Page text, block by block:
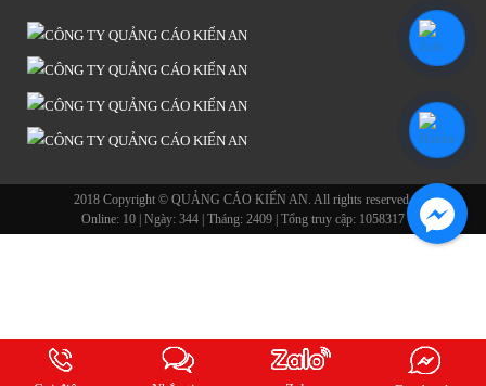
2018 Copyright © QUẢNG CÁO KIẾN AN. All rights reserved.
Online: 10 | Ngày: 344 | Tháng: 2409 | Tổng truy cập: 1058317